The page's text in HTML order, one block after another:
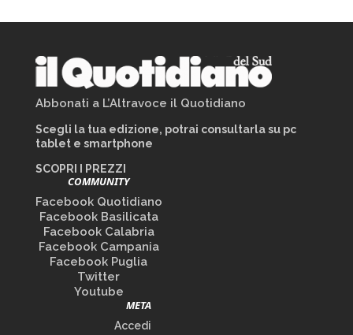
Abbonati a L’Altravoce il Quotidiano
Scegli la tua edizione, potrai consultarla su pc
tablet e smartphone
SCOPRI I PREZZI
COMMUNITY
Facebook Quotidiano
Facebook Basilicata
Facebook Calabria
Facebook Campania
Facebook Puglia
Twitter
Youtube
META
Accedi